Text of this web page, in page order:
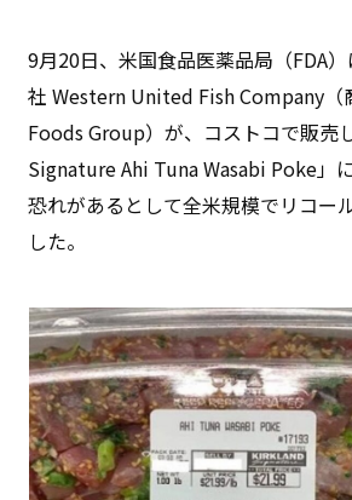
9月20日、米国食品医薬品局（FDA
社 Western United Fish Company（
Foods Group）が、コストコで販売
Signature Ahi Tuna Wasabi Poke」
恐れがあるとして全米規模でリコー
した。